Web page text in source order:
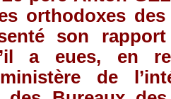
orthodoxes
son
a eues, en
de